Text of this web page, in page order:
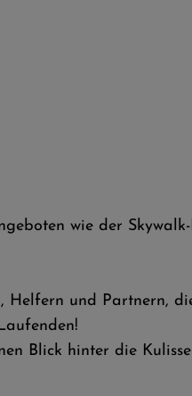
wie der
Helfern und Partnern,
Blick hinter die